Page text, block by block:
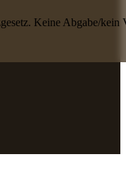
Keine Abgabe/